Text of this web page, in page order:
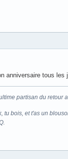
anniversaire tous les
partisan du retour
tu bois, et t'as un